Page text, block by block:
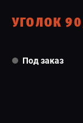
УГОЛОК
Под заказ